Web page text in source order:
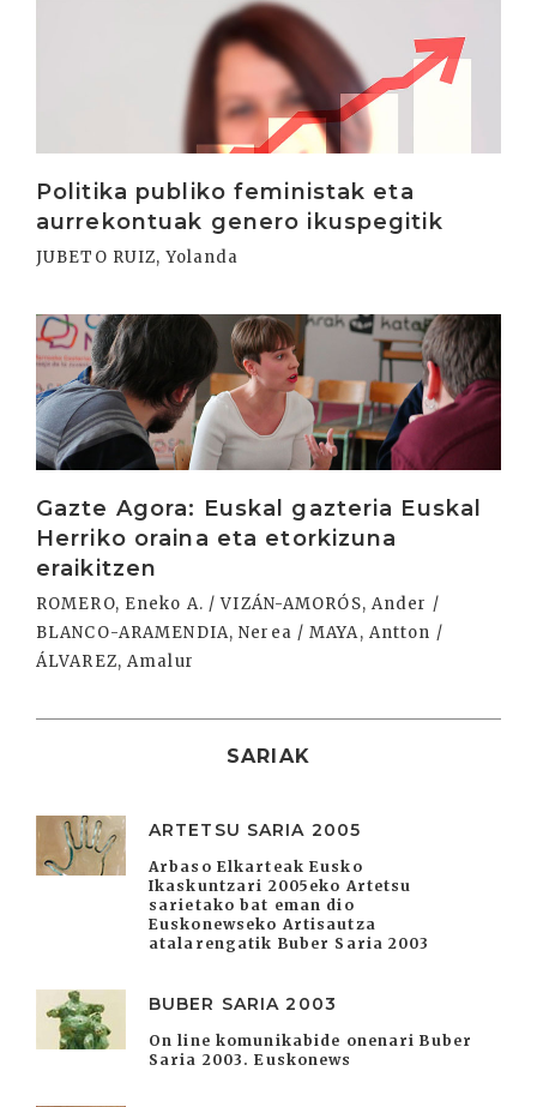
Politika publiko feministak eta
aurrekontuak genero ikuspegitik
JUBETO RUIZ, Yolanda
Gazte Agora: Euskal gazteria Euskal
Herriko oraina eta etorkizuna
eraikitzen
ROMERO, Eneko A. / VIZÁN-AMORÓS, Ander /
BLANCO-ARAMENDIA, Nerea / MAYA, Antton /
ÁLVAREZ, Amalur
Irakurri
SARIAK
ARTETSU SARIA 2005
Arbaso Elkarteak Eusko
Ikaskuntzari 2005eko Artetsu
sarietako bat eman dio
Euskonewseko Artisautza
atalarengatik Buber Saria 2003
BUBER SARIA 2003
On line komunikabide onenari Buber
Saria 2003. Euskonews